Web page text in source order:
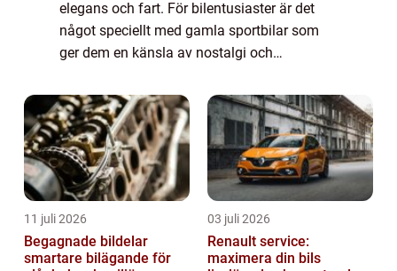
elegans och fart. För bilentusiaster är det
något speciellt med gamla sportbilar som
ger dem en känsla av nostalgi och
kommer vi att ta en djupdykning in i värld...
11 juli 2026
Begagnade bildelar
smartare bilägande för
03 juli 2026
Renault service:
maximera din bils